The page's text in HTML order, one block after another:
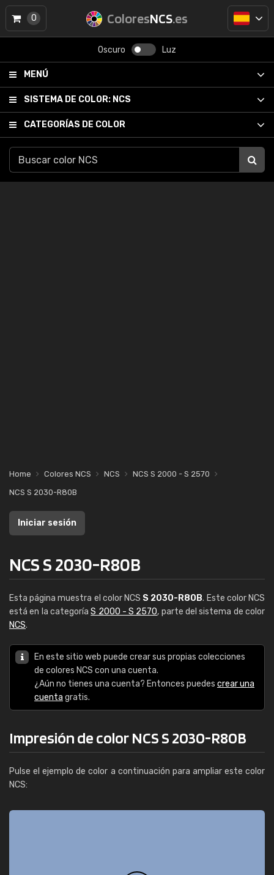
ColoresNCS.es
Oscuro Luz
MENÚ
SISTEMA DE COLOR: NCS
CATEGORÍAS DE COLOR
0
Home Colores NCS NCS
NCS S 2000 - S 2570
NCS S 2030-R80B
Iniciar sesión
NCS S 2030-R80B
Esta página muestra el color NCS S 2030-R80B. Este color NCS
está en la categoríaS 2000 - S 2570, parte del sistema de color
NCS.
En este sitio web puede crear sus propias colecciones
de colores NCS con una cuenta.
¿Aún no tienes una cuenta? Entonces puedes crear una
cuenta gratis.
Impresión de color NCS S 2030-R80B
Pulse el ejemplo de color a continuación para ampliar este color
NCS: